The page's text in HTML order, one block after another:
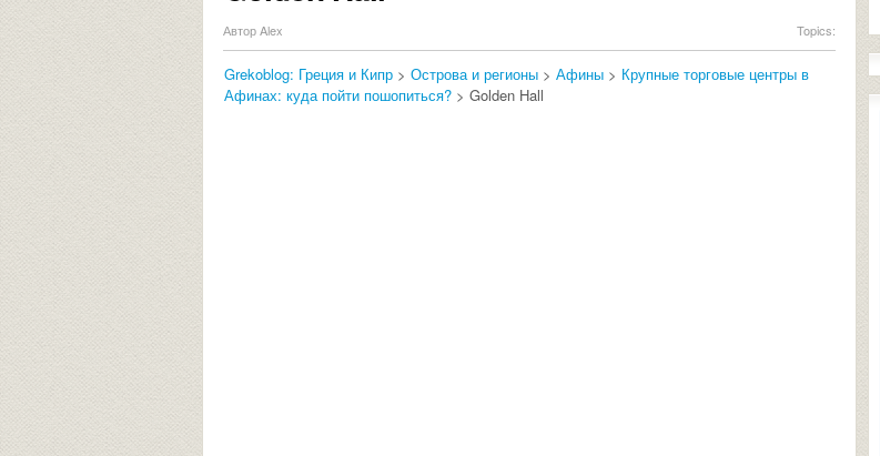
Автор Alex Topics:
Grekoblog: Греция и Кипр > Острова и регионы > Афины > Крупные торговые центры в
Афинах: куда пойти пошопиться? > Golden Hall